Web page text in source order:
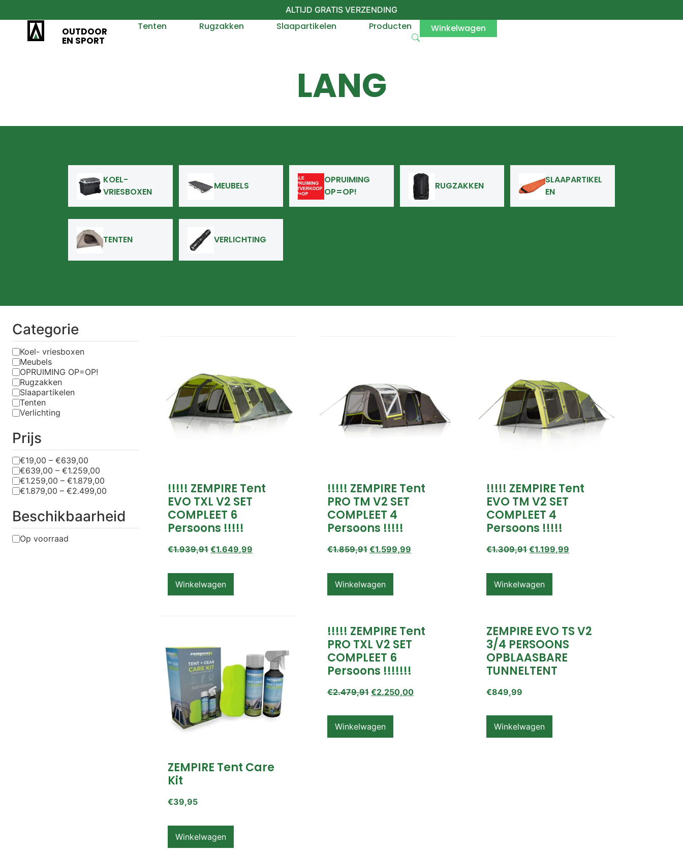
ALTIJD GRATIS VERZENDING
OUTDOOR
EN SPORT
Tenten Rugzakken Slaapartikelen Producten Winkelwagen
LANG
KOEL-
VRIESBOXEN
MEUBELS
OPRUIMING
OP=OP!
RUGZAKKEN
SLAAPARTIKEL
EN
TENTEN VERLICHTING
Categorie
Koel- vriesboxen
Meubels
OPRUIMING OP=OP!
Rugzakken
Slaapartikelen
Tenten
Verlichting
Prijs
€19,00 – €639,00
€639,00 – €1.259,00
€1.259,00 – €1.879,00
€1.879,00 – €2.499,00
Beschikbaarheid
Op voorraad
!!!!! ZEMPIRE Tent
EVO TXL V2 SET
COMPLEET 6
Persoons !!!!!
€1.939,91 €1.649,99
Winkelwagen
!!!!! ZEMPIRE Tent
PRO TM V2 SET
COMPLEET 4
Persoons !!!!!
€1.859,91 €1.599,99
Winkelwagen
!!!!! ZEMPIRE Tent
EVO TM V2 SET
COMPLEET 4
Persoons !!!!!
€1.309,91 €1.199,99
Winkelwagen
ZEMPIRE Tent Care
Kit
€39,95
Winkelwagen
!!!!! ZEMPIRE Tent
PRO TXL V2 SET
COMPLEET 6
Persoons !!!!!!!
€2.479,91 €2.250,00
Winkelwagen
ZEMPIRE EVO TS V2
3/4 PERSOONS
OPBLAASBARE
TUNNELTENT
€849,99
Winkelwagen